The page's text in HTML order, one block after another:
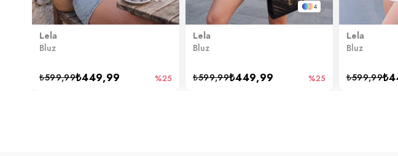
Lela
Bluz
₺449,99
₺599,99 %25
4
Lela
Bluz
₺449,99
₺599,99 %25
Lela
Bluz
₺599,99